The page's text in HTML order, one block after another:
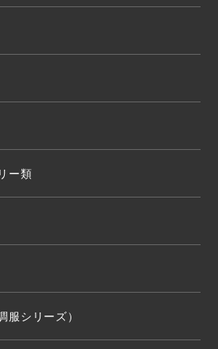
ー類
服シリーズ）